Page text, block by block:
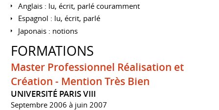
Anglais : lu, écrit, parlé couramment
Espagnol : lu, écrit, parlé
Japonais : notions
FORMATIONS
Master Professionnel Réalisation et
Création - Mention Très Bien
UNIVERSITÉ PARIS VIII
Septembre 2006 à juin 2007